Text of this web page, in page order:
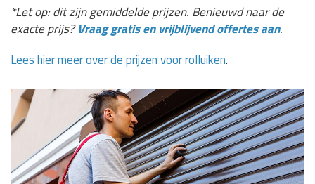
*Let op: dit zijn gemiddelde prijzen. Benieuwd naar de
exacte prijs?Vraag gratis en vrijblijvend offertes aan.
Lees hier meer over de prijzen voor rolluiken.